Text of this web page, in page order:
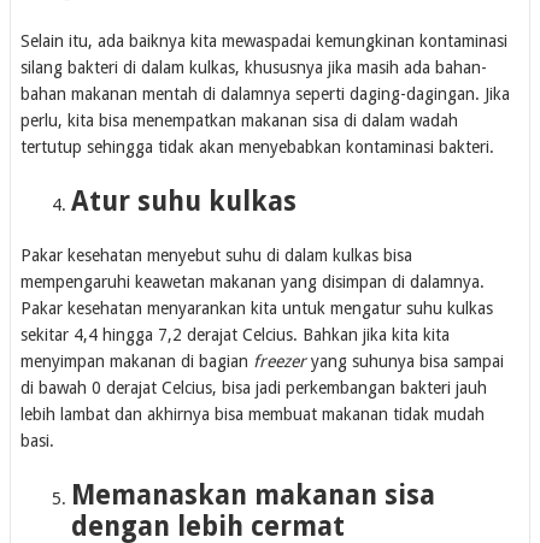
Selain itu, ada baiknya kita mewaspadai kemungkinan kontaminasi
silang bakteri di dalam kulkas, khususnya jika masih ada bahan-
bahan makanan mentah di dalamnya seperti daging-dagingan. Jika
perlu, kita bisa menempatkan makanan sisa di dalam wadah
tertutup sehingga tidak akan menyebabkan kontaminasi bakteri.
Atur suhu kulkas
Pakar kesehatan menyebut suhu di dalam kulkas bisa
mempengaruhi keawetan makanan yang disimpan di dalamnya.
Pakar kesehatan menyarankan kita untuk mengatur suhu kulkas
sekitar 4,4 hingga 7,2 derajat Celcius. Bahkan jika kita kita
menyimpan makanan di bagian freezeryang suhunya bisa sampai
di bawah 0 derajat Celcius, bisa jadi perkembangan bakteri jauh
lebih lambat dan akhirnya bisa membuat makanan tidak mudah
basi.
Memanaskan makanan sisa
dengan lebih cermat